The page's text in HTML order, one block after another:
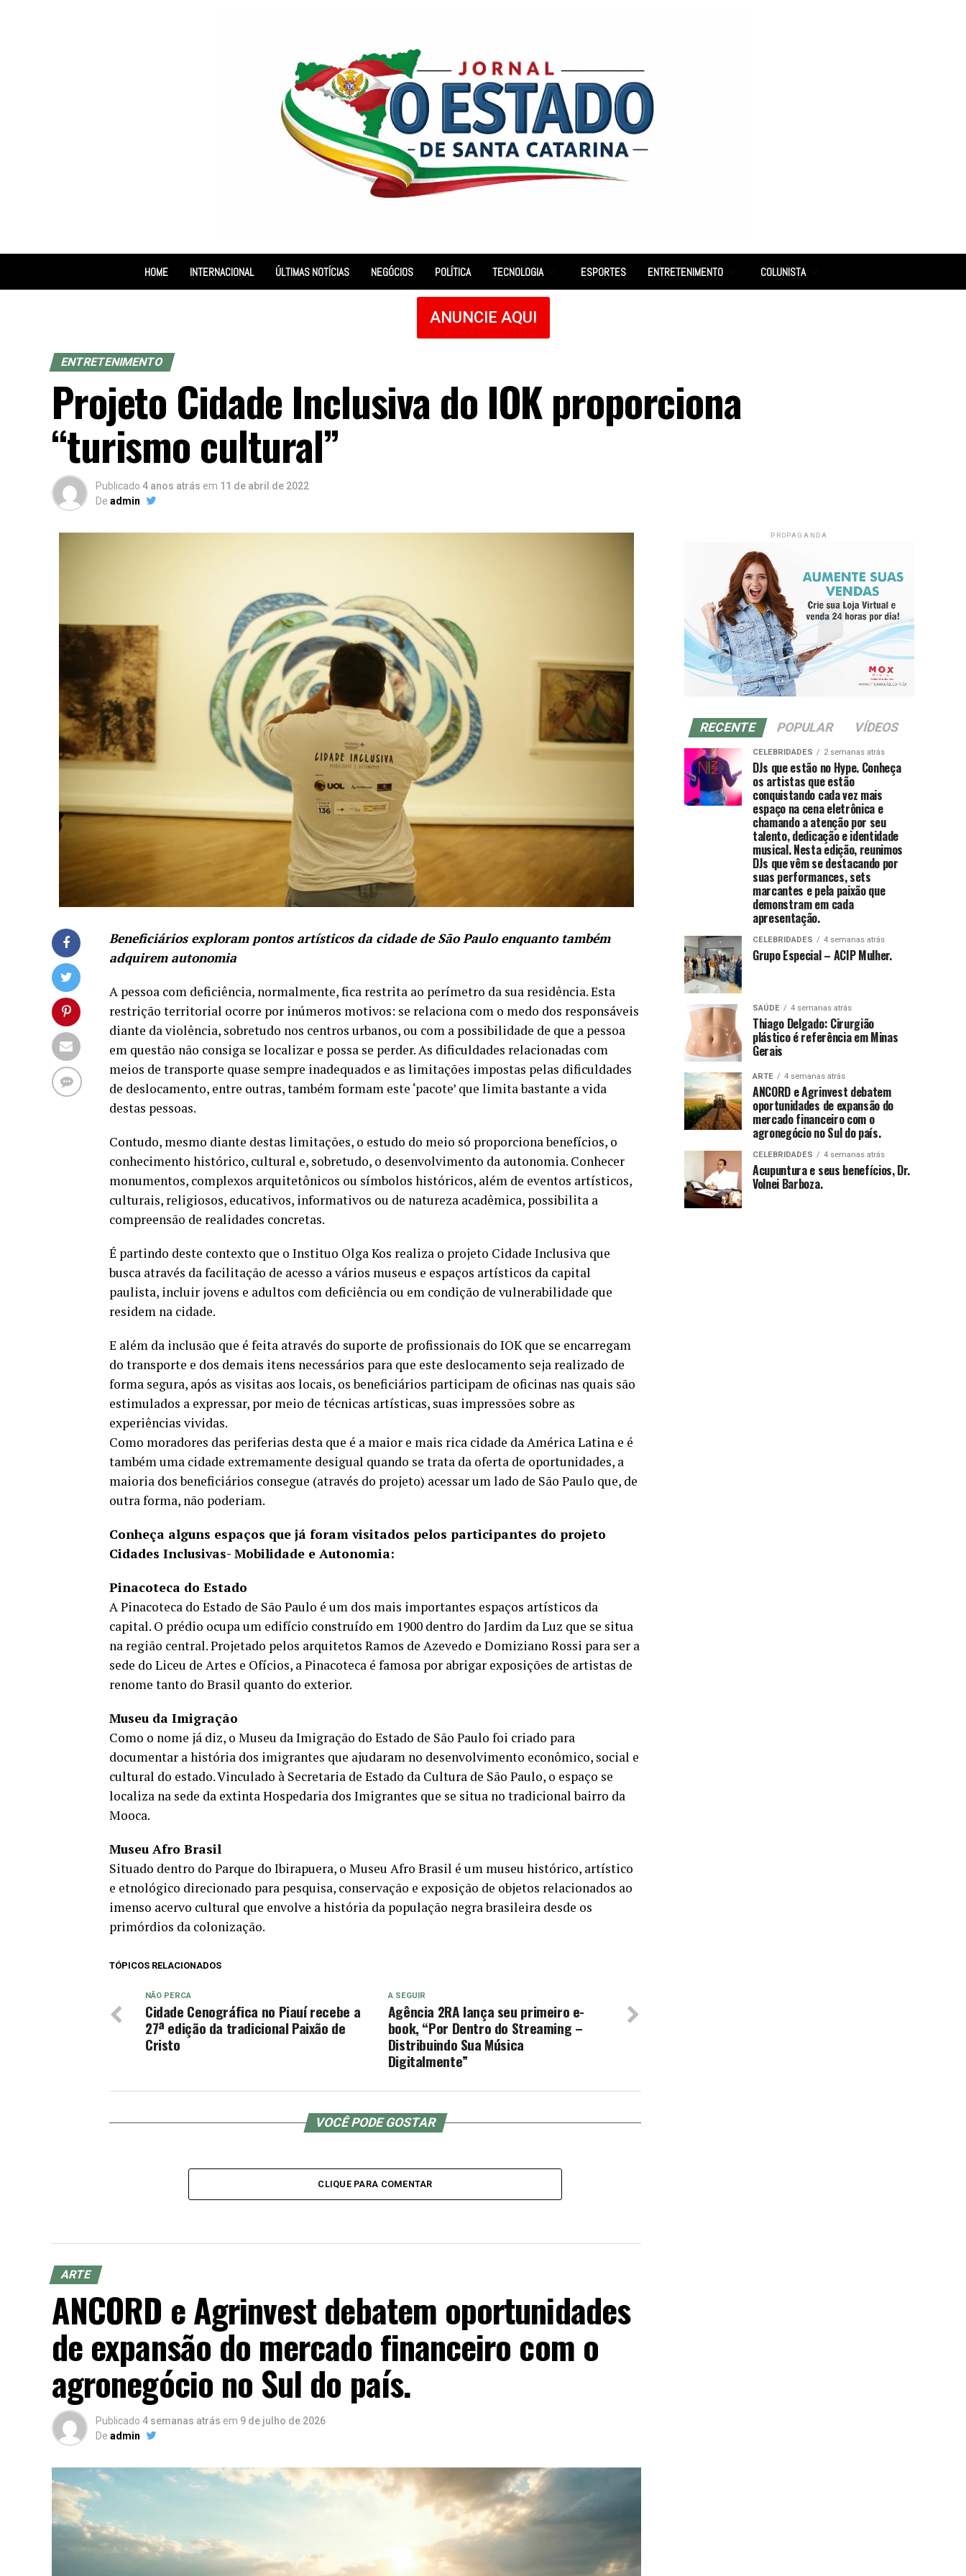
HOME INTERNACIONAL ÚLTIMAS NOTÍCIAS NEGÓCIOS POLÍTICA TECNOLOGIA ESPORTES ENTRETENIMENTO COLUNISTA
ANUNCIE AQUI
ENTRETENIMENTO
Projeto Cidade Inclusiva do IOK proporciona
“turismo cultural”
Publicado 4 anos atrás em 11 de abril de 2022
De admin
Beneficiários exploram pontos artísticos da cidade de São Paulo enquanto também
adquirem autonomia
A pessoa com deficiência, normalmente, fica restrita ao perímetro da sua residência. Esta
restrição territorial ocorre por inúmeros motivos: se relaciona com o medo dos responsáveis
diante da violência, sobretudo nos centros urbanos, ou com a possibilidade de que a pessoa
em questão não consiga se localizar e possa se perder. As dificuldades relacionadas com
meios de transporte quase sempre inadequados e as limitações impostas pelas dificuldades
de deslocamento, entre outras, também formam este ‘pacote’ que limita bastante a vida
destas pessoas.
Contudo, mesmo diante destas limitações, o estudo do meio só proporciona benefícios, o
conhecimento histórico, cultural e, sobretudo, o desenvolvimento da autonomia. Conhecer
monumentos, complexos arquitetônicos ou símbolos históricos, além de eventos artísticos,
culturais, religiosos, educativos, informativos ou de natureza acadêmica, possibilita a
compreensão de realidades concretas.
É partindo deste contexto que o Instituo Olga Kos realiza o projeto Cidade Inclusiva que
busca através da facilitação de acesso a vários museus e espaços artísticos da capital
paulista, incluir jovens e adultos com deficiência ou em condição de vulnerabilidade que
residem na cidade.
E além da inclusão que é feita através do suporte de profissionais do IOK que se encarregam
do transporte e dos demais itens necessários para que este deslocamento seja realizado de
forma segura, após as visitas aos locais, os beneficiários participam de oficinas nas quais são
estimulados a expressar, por meio de técnicas artísticas, suas impressões sobre as
experiências vividas.
Como moradores das periferias desta que é a maior e mais rica cidade da América Latina e é
também uma cidade extremamente desigual quando se trata da oferta de oportunidades, a
maioria dos beneficiários consegue (através do projeto) acessar um lado de São Paulo que, de
outra forma, não poderiam.
Conheça alguns espaços que já foram visitados pelos participantes do projeto
Cidades Inclusivas- Mobilidade e Autonomia:
Pinacoteca do Estado
A Pinacoteca do Estado de São Paulo é um dos mais importantes espaços artísticos da
capital. O prédio ocupa um edifício construído em 1900 dentro do Jardim da Luz que se situa
na região central. Projetado pelos arquitetos Ramos de Azevedo e Domiziano Rossi para ser a
sede do Liceu de Artes e Ofícios, a Pinacoteca é famosa por abrigar exposições de artistas de
renome tanto do Brasil quanto do exterior.
Museu da Imigração
Como o nome já diz, o Museu da Imigração do Estado de São Paulo foi criado para
documentar a história dos imigrantes que ajudaram no desenvolvimento econômico, social e
cultural do estado. Vinculado à Secretaria de Estado da Cultura de São Paulo, o espaço se
localiza na sede da extinta Hospedaria dos Imigrantes que se situa no tradicional bairro da
Mooca.
Museu Afro Brasil
Situado dentro do Parque do Ibirapuera, o Museu Afro Brasil é um museu histórico, artístico
e etnológico direcionado para pesquisa, conservação e exposição de objetos relacionados ao
imenso acervo cultural que envolve a história da população negra brasileira desde os
primórdios da colonização.
TÓPICOS RELACIONADOS
A SEGUIR
Agência 2RA lança seu primeiro e-
book, “Por Dentro do Streaming –
Distribuindo Sua Música
Digitalmente”
NÃO PERCA
Cidade Cenográfica no Piauí recebe a
27ª edição da tradicional Paixão de
Cristo
VOCÊ PODE GOSTAR
CLIQUE PARA COMENTAR
ARTE
ANCORD e Agrinvest debatem oportunidades
de expansão do mercado financeiro com o
agronegócio no Sul do país.
Publicado 4 semanas atrás em 9 de julho de 2026
De admin
PROPAGANDA
RECENTE POPULAR VÍDEOS
CELEBRIDADES 2 semanas atrás
DJs que estão no Hype. Conheça
os artistas que estão
conquistando cada vez mais
espaço na cena eletrônica e
chamando a atenção por seu
talento, dedicação e identidade
musical. Nesta edição, reunimos
DJs que vêm se destacando por
suas performances, sets
marcantes e pela paixão que
demonstram em cada
apresentação.
CELEBRIDADES 4 semanas atrás
Grupo Especial – ACIP Mulher.
SAÚDE 4 semanas atrás
Thiago Delgado: Cirurgião
plástico é referência em Minas
Gerais
ARTE 4 semanas atrás
ANCORD e Agrinvest debatem
oportunidades de expansão do
mercado financeiro com o
agronegócio no Sul do país.
CELEBRIDADES 4 semanas atrás
Acupuntura e seus benefícios, Dr.
Volnei Barboza.